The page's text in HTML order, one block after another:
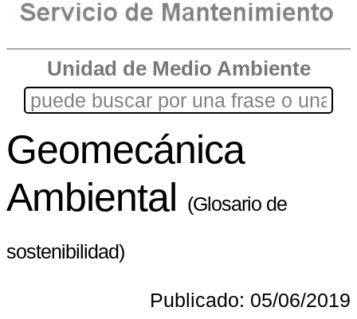
Unidad de Medio Ambiente
Geomecánica
Ambiental (Glosario de
sostenibilidad)
Publicado: 05/06/2019